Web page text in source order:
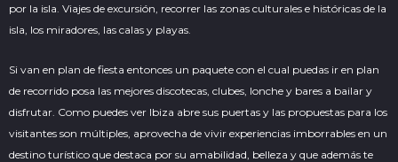
por la isla. Viajes de excursión, recorrer las zonas culturales e históricas de la
isla, los miradores, las calas y playas.
Si van en plan de fiesta entonces un paquete con el cual puedas ir en plan
de recorrido posa las mejores discotecas, clubes, lonche y bares a bailar y
disfrutar. Como puedes ver Ibiza abre sus puertas y las propuestas para los
visitantes son múltiples, aprovecha de vivir experiencias imborrables en un
destino turístico que destaca por su amabilidad, belleza y que además te